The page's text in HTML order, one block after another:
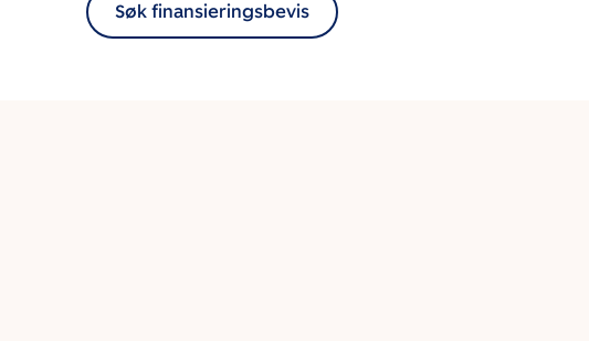
Søk finansieringsbevis